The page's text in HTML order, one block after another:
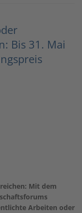
Bis 31. Mai
Mit dem
Arbeiten oder